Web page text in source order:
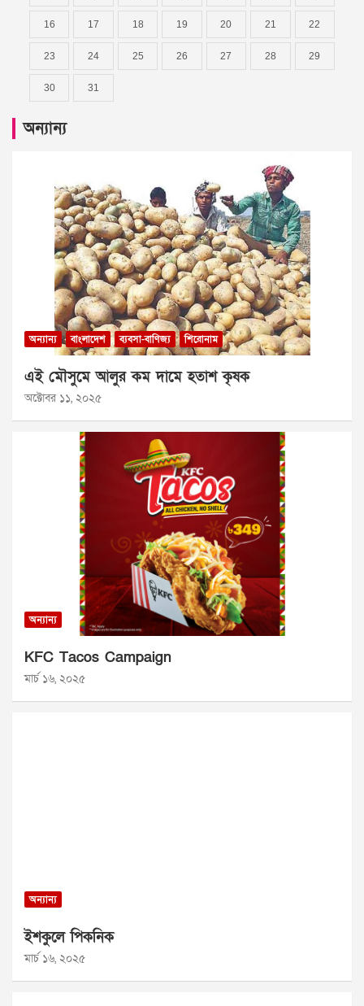
16 17 18 19 20 21 22
23 24 25 26 27 28 29
30 31
অন্যান্য
অন্যান্য বাংলাদেশ ব্যবসা-বাণিজ্য শিরোনাম
এই মৌসুমে আলুর কম দামে হতাশ কৃষক
অক্টোবর ১১, ২০২৫
অন্যান্য
KFC Tacos Campaign
মার্চ ১৬, ২০২৫
অন্যান্য
ইশকুলে পিকনিক
মার্চ ১৬, ২০২৫